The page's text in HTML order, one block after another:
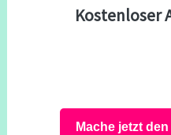
Kostenloser
Mache jetzt